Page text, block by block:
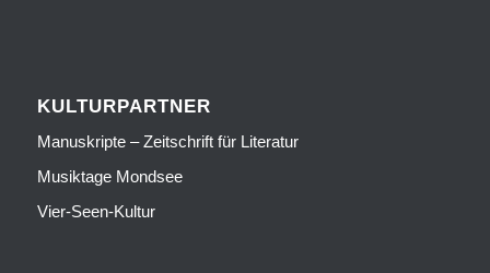
KULTURPARTNER
Manuskripte – Zeitschrift für Literatur
Musiktage Mondsee
Vier-Seen-Kultur